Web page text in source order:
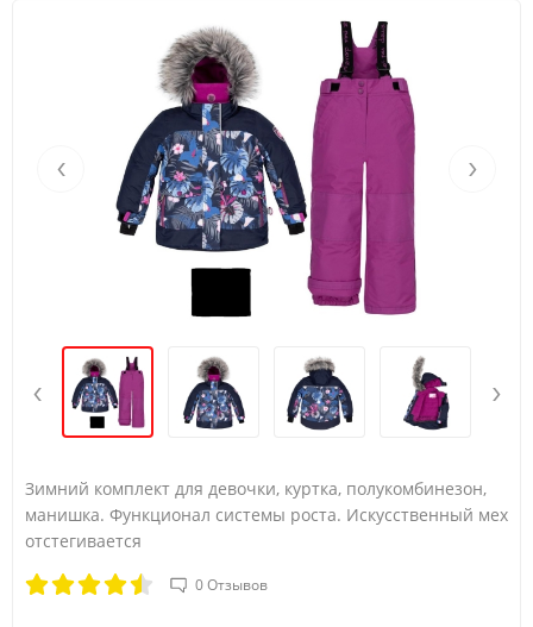
‹ ›
‹ ›
Зимний комплект для девочки, куртка, полукомбинезон,
манишка. Функционал системы роста. Искусственный мех
отстегивается
0 Отзывов
Возраст
Рост (А) 104/110
Обхват груди (B) 56
Талия (С) 52
Бедра (D)